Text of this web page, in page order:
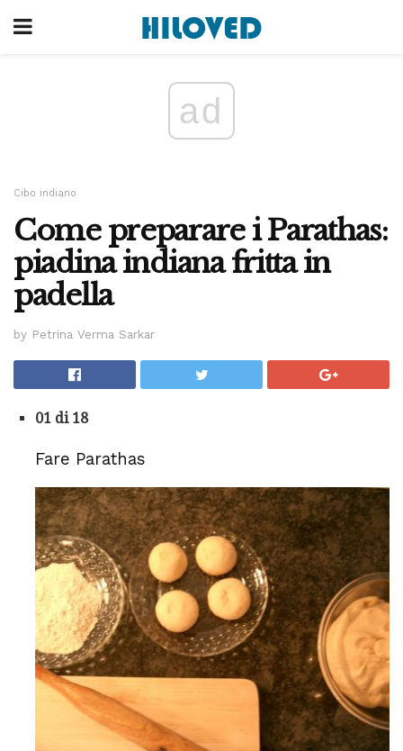
ad
Cibo indiano
Come preparare i Parathas:
piadina indiana fritta in
padella
by Petrina Verma Sarkar
01 di 18
Fare Parathas